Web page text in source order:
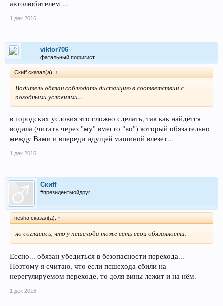
автолюбителем ...
1 дек 2016
viktor706
фатальный пофигист
Скиff сказал(а): ↑
Водитель обязан соблюдать дистанцию в соответствии с
погодными условиями...
в городских условия это сложно сделать, так как найдётся
водила (читать через "му" вместо "во") который обязательно
между Вами и впереди идущей машиной влезет...
1 дек 2016
Скиff
#президентмойдруг
nesha сказал(а): ↑
но согласись, что у пешехода тоже есть свои обязанности.
Ессно... обязан убедиться в безопасности перехода...
Поэтому я считаю, что если пешехода сбили на
нерегулируемом переходе, то доля вины лежит и на нём.
1 дек 2016